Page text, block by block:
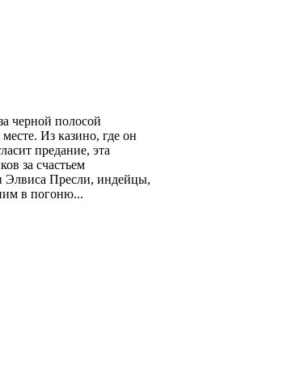
черной полосой
Из казино, где он
предание, эта
за счастьем
Элвиса Пресли, индейцы,
в погоню...